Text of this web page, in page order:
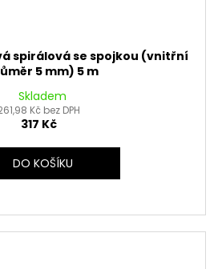
spirálová se spojkou (vnitřní
5 mm) 5 m
Skladem
Kč bez DPH
317 Kč
DO KOŠÍKU